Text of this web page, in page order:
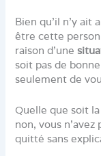
Bien qu’il n’y
être cette
raison d’une
soit pas de
seulement de
Quelle que soit
non, vous
quitté sans